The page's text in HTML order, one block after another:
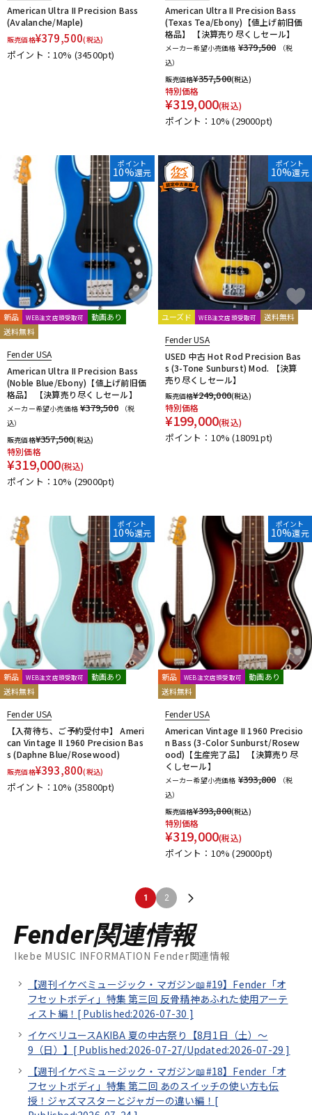
American Ultra II Precision Bass
(Avalanche/Maple)
販売価格¥379,500(税込)
ポイント：10% (34500pt)
American Ultra II Precision Bass
(Texas Tea/Ebony)【値上げ前旧価
格品】 【決算売り尽くしセール】
メーカー希望小売価格 ¥379,500
（税
込）
販売価格¥357,500(税込)
特別価格
¥319,000(税込)
ポイント：10%(29000pt)
ポイント
10%還元
新品 WEB注文店頭受取可
動画あり
送料無料
Fender USA
American Ultra II Precision Bass
(Noble Blue/Ebony)【値上げ前旧価
格品】 【決算売り尽くしセール】
メーカー希望小売価格 ¥379,500
（税
込）
販売価格¥357,500(税込)
特別価格
¥319,000(税込)
ポイント：10% (29000pt)
ポイント
10%還元
ユーズド WEB注文店頭受取可 送料無料
Fender USA
USED 中古 Hot Rod Precision Bas
s (3-Tone Sunburst) Mod. 【決算
売り尽くしセール】
販売価格¥249,000(税込)
特別価格
¥199,000(税込)
ポイント：10%(18091pt)
ポイント
10%還元
新品 WEB注文店頭受取可
動画あり
送料無料
Fender USA
【入荷待ち、ご予約受付中】 Ameri
can Vintage II 1960 Precision Bas
s (Daphne Blue/Rosewood)
販売価格¥393,800(税込)
ポイント：10% (35800pt)
ポイント
10%還元
新品 WEB注文店頭受取可
動画あり
送料無料
Fender USA
American Vintage II 1960 Precisio
n Bass (3-Color Sunburst/Rosew
ood)【生産完了品】 【決算売り尽
くしセール】
メーカー希望小売価格 ¥393,800
（税
込）
販売価格¥393,800(税込)
特別価格
¥319,000(税込)
ポイント：10%(29000pt)
1 2
Fender関連情報
Ikebe MUSIC INFORMATION Fender関連情報
【週刊イケベミュージック・マガジン📖#19】Fender「オ
フセットボディ」特集 第三回 反骨精神あふれた使用アーテ
ィスト編！[ Published:2026-07-30 ]
イケベリユースAKIBA 夏の中古祭り【8月1日（土）～
9（日）】[ Published:2026-07-27/Updated:2026-07-29 ]
【週刊イケベミュージック・マガジン📖#18】Fender「オ
フセットボディ」特集 第二回 あのスイッチの使い方も伝
授！ジャズマスターとジャガーの違い編！[